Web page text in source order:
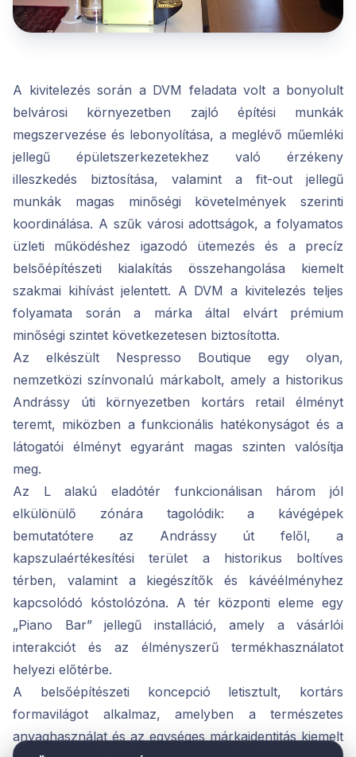
A kivitelezés során a DVM feladata volt a bonyolult
belvárosi környezetben zajló építési munkák
megszervezése és lebonyolítása, a meglévő műemléki
jellegű épületszerkezetekhez való érzékeny
illeszkedés biztosítása, valamint a fit-out jellegű
munkák magas minőségi követelmények szerinti
koordinálása. A szűk városi adottságok, a folyamatos
üzleti működéshez igazodó ütemezés és a precíz
belsőépítészeti kialakítás összehangolása kiemelt
szakmai kihívást jelentett. A DVM a kivitelezés teljes
folyamata során a márka által elvárt prémium
minőségi szintet következetesen biztosította.
Az elkészült Nespresso Boutique egy olyan,
nemzetközi színvonalú márkabolt, amely a historikus
Andrássy úti környezetben kortárs retail élményt
teremt, miközben a funkcionális hatékonyságot és a
látogatói élményt egyaránt magas szinten valósítja
meg.
Az L alakú eladótér funkcionálisan három jól
elkülönülő zónára tagolódik: a kávégépek
bemutatótere az Andrássy út felől, a
kapszulaértékesítési terület a historikus boltíves
térben, valamint a kiegészítők és kávéélményhez
kapcsolódó kóstolózóna. A tér központi eleme egy
„Piano Bar” jellegű installáció, amely a vásárlói
interakciót és az élményszerű termékhasználatot
helyezi előtérbe.
A belsőépítészeti koncepció letisztult, kortárs
formavilágot alkalmaz, amelyben a természetes
anyaghasználat és az egységes márkaidentitás kiemelt